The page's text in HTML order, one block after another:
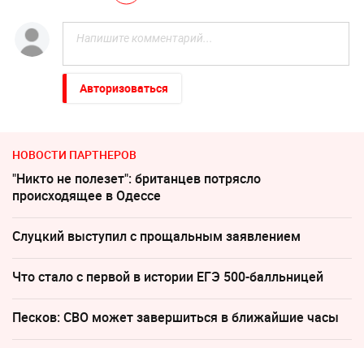
Авторизоваться
НОВОСТИ ПАРТНЕРОВ
"Никто не полезет": британцев потрясло
происходящее в Одессе
Слуцкий выступил с прощальным заявлением
Что стало с первой в истории ЕГЭ 500-балльницей
Песков: СВО может завершиться в ближайшие часы